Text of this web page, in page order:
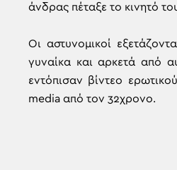
άνδρας πέταξε το κινητό
Οι αστυνομικοί
γυναίκα και αρκετά από
εντόπισαν βίντεο
media από τον 32χρονο.